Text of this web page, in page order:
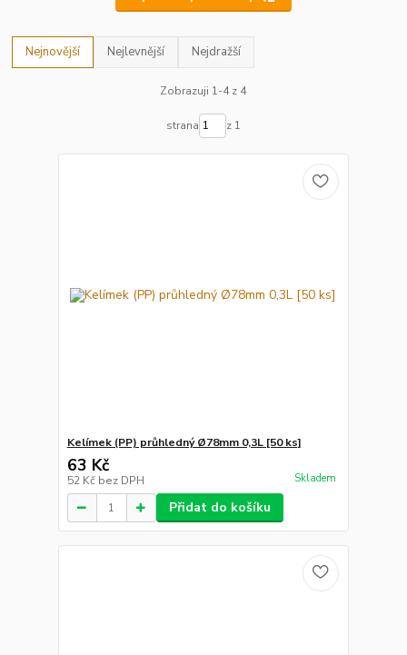
Nejnovější Nejlevnější Nejdražší
Zobrazuji 1-4 z 4
strana z 1
Kelímek (PP) průhledný Ø78mm 0,3L [50 ks]
63 Kč
52 Kč bez DPH Skladem
Přidat do košíku